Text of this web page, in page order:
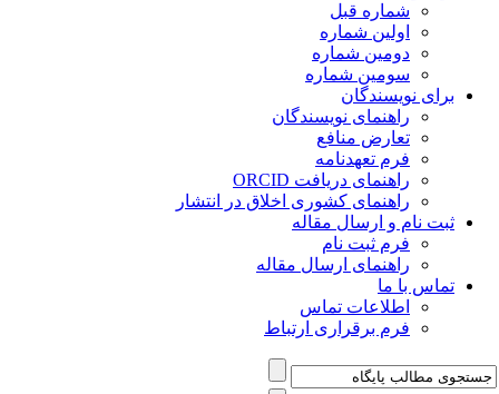
شماره قبل
اولین شماره
دومین شماره
سومین شماره
برای نویسندگان
راهنمای نویسندگان
تعارض منافع
فرم تعهدنامه
راهنمای دریافت ORCID
راهنمای کشوری اخلاق در انتشار
ثبت نام و ارسال مقاله
فرم ثبت نام
راهنمای ارسال مقاله
تماس با ما
اطلاعات تماس
فرم برقراری ارتباط